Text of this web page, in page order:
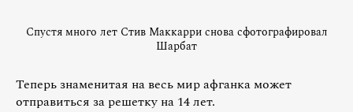
Спустя много лет Стив Маккарри снова сфотографировал
Шарбат
Теперь знаменитая на весь мир афганка может
отправиться за решетку на 14 лет.